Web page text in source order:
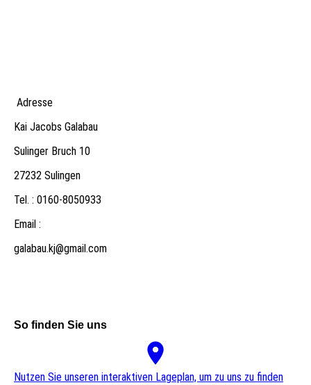
Adresse
Kai Jacobs Galabau
Sulinger Bruch 10
27232 Sulingen
Tel. : 0160-8050933
Email :
galabau.kj@gmail.com
So finden Sie uns
Nutzen Sie unseren interaktiven La­ge­plan, um zu uns zu finden